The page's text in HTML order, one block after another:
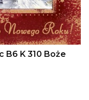
B6 K 310 Boże